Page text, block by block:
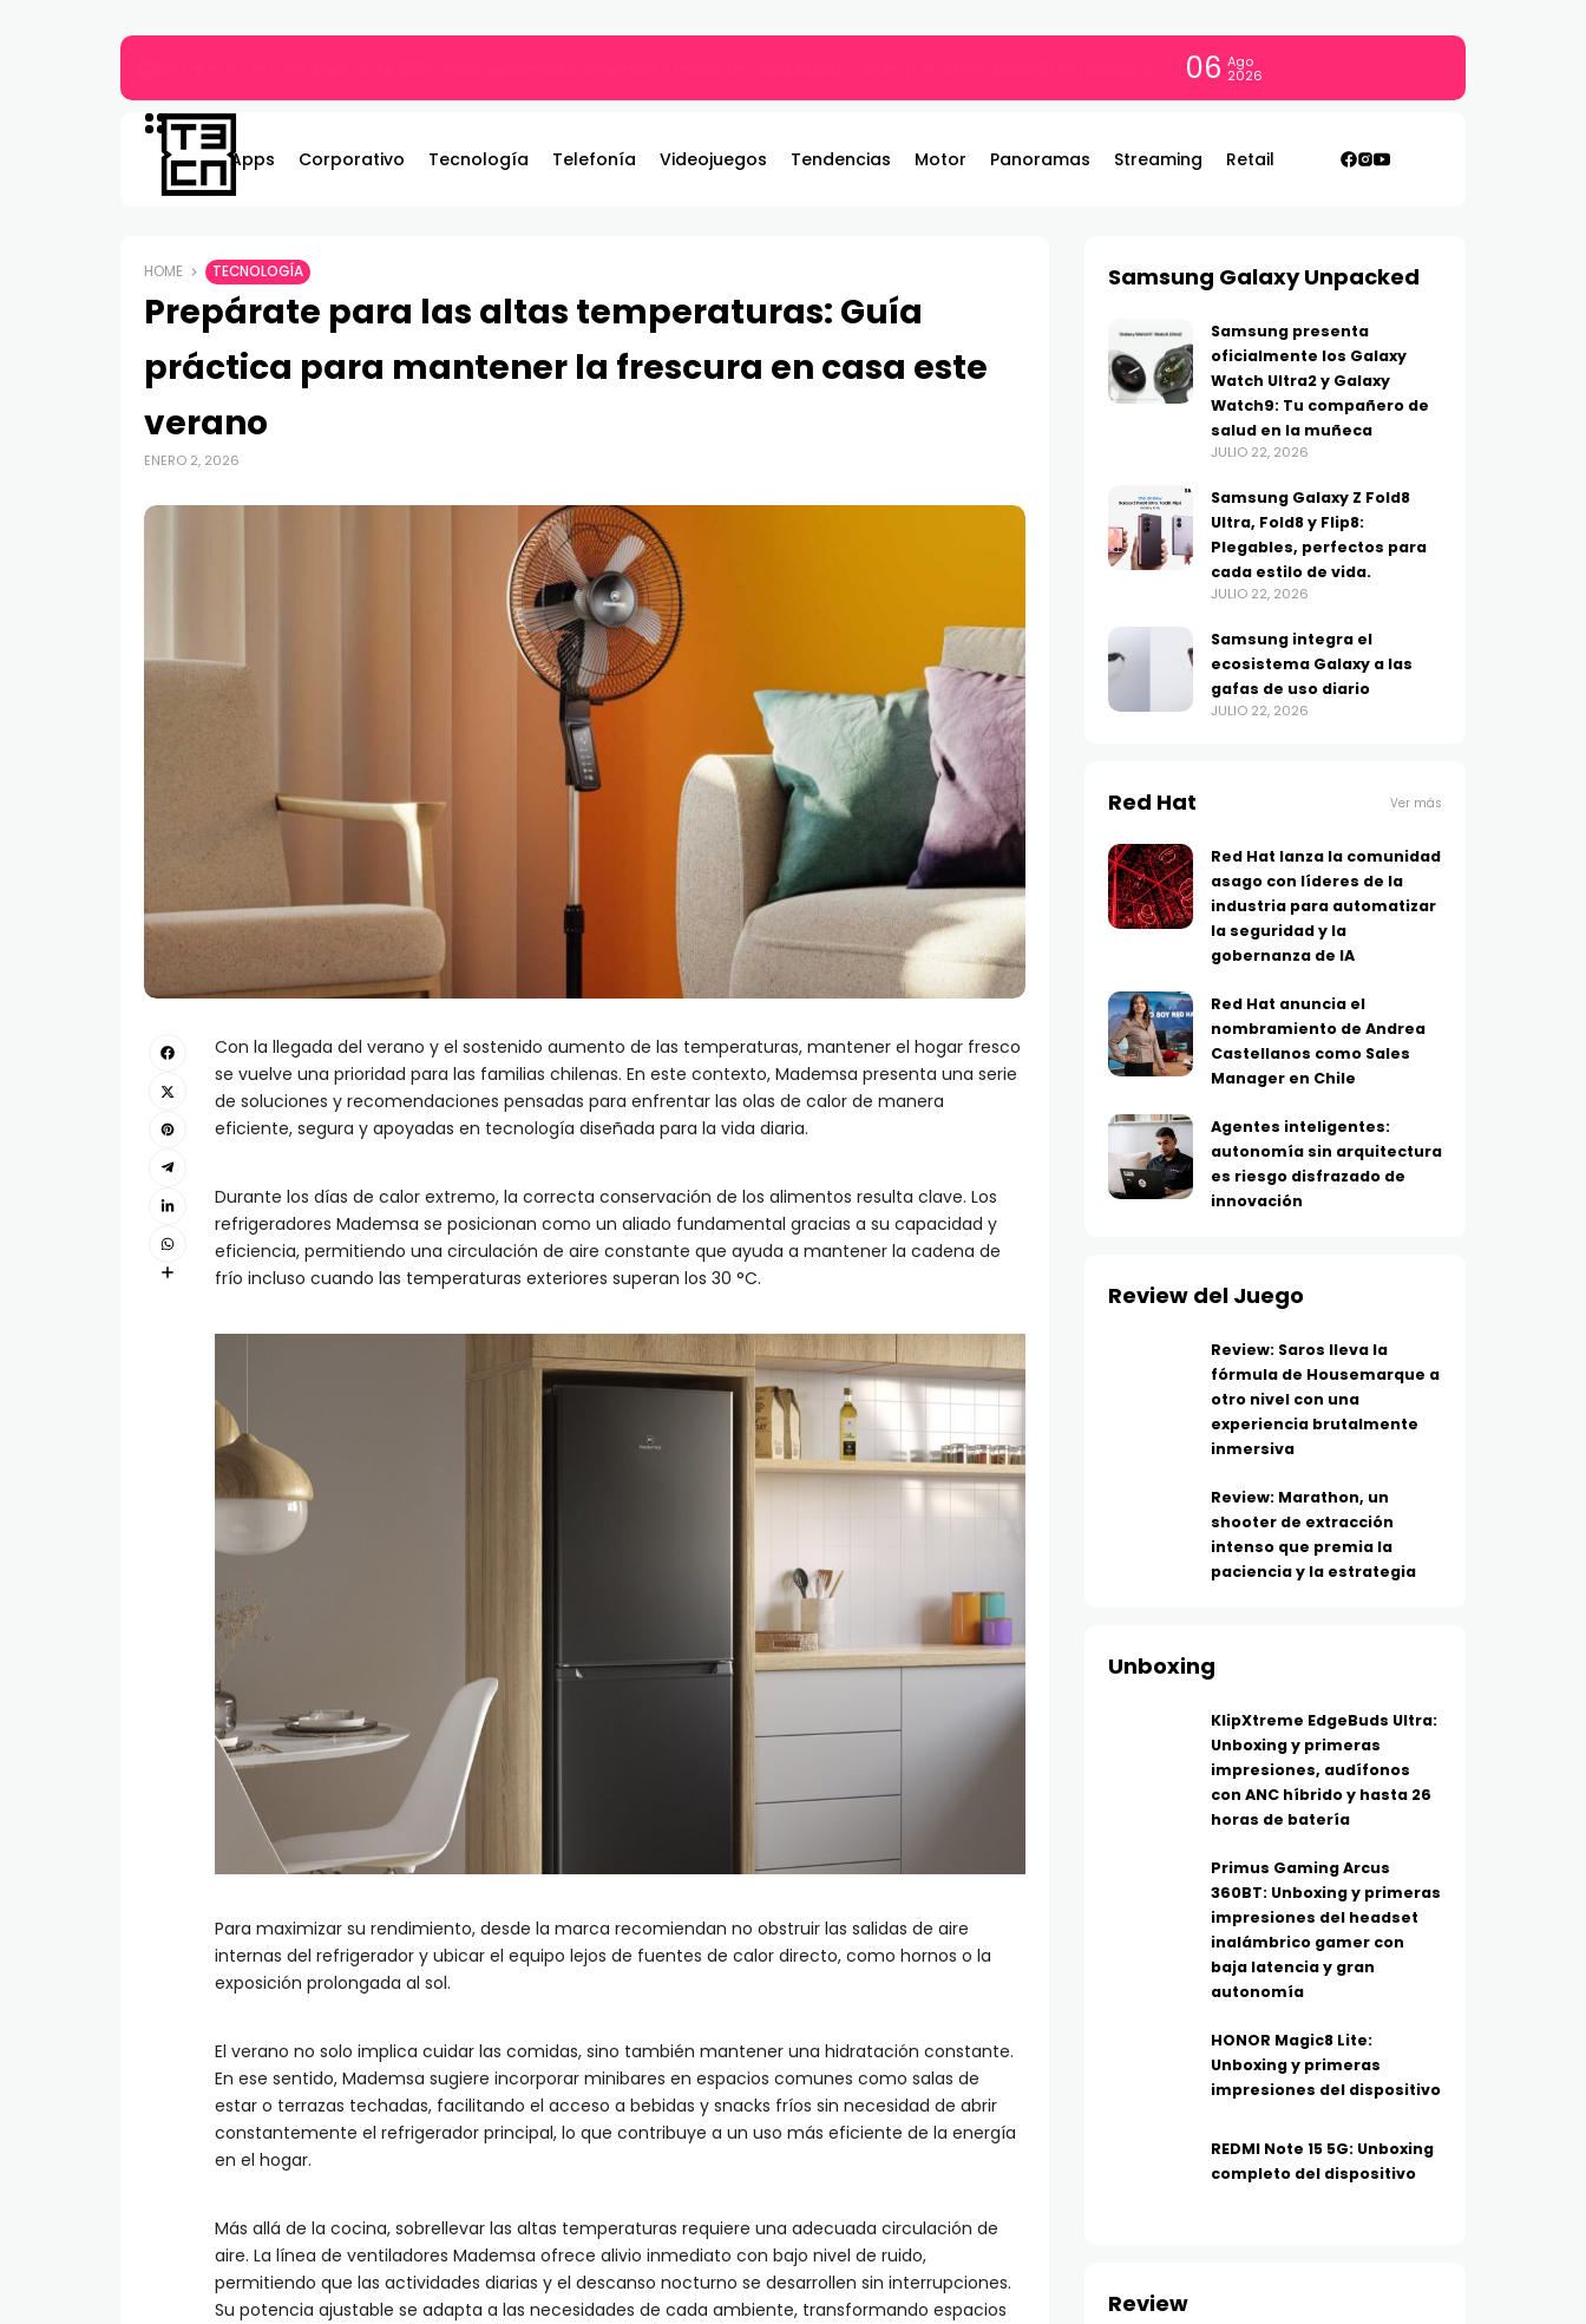
06 Ago
2026
Apps Corporativo Tecnología Telefonía Videojuegos Tendencias Motor Panoramas Streaming Retail
HOME TECNOLOGÍA
Prepárate para las altas temperaturas: Guía
práctica para mantener la frescura en casa este
verano
ENERO 2, 2026
Con la llegada del verano y el sostenido aumento de las temperaturas, mantener el hogar fresco
se vuelve una prioridad para las familias chilenas. En este contexto, Mademsa presenta una serie
de soluciones y recomendaciones pensadas para enfrentar las olas de calor de manera
eficiente, segura y apoyadas en tecnología diseñada para la vida diaria.
Durante los días de calor extremo, la correcta conservación de los alimentos resulta clave. Los
refrigeradores Mademsa se posicionan como un aliado fundamental gracias a su capacidad y
eficiencia, permitiendo una circulación de aire constante que ayuda a mantener la cadena de
frío incluso cuando las temperaturas exteriores superan los 30 °C.
Para maximizar su rendimiento, desde la marca recomiendan no obstruir las salidas de aire
internas del refrigerador y ubicar el equipo lejos de fuentes de calor directo, como hornos o la
exposición prolongada al sol.
El verano no solo implica cuidar las comidas, sino también mantener una hidratación constante.
En ese sentido, Mademsa sugiere incorporar minibares en espacios comunes como salas de
estar o terrazas techadas, facilitando el acceso a bebidas y snacks fríos sin necesidad de abrir
constantemente el refrigerador principal, lo que contribuye a un uso más eficiente de la energía
en el hogar.
Más allá de la cocina, sobrellevar las altas temperaturas requiere una adecuada circulación de
aire. La línea de ventiladores Mademsa ofrece alivio inmediato con bajo nivel de ruido,
permitiendo que las actividades diarias y el descanso nocturno se desarrollen sin interrupciones.
Su potencia ajustable se adapta a las necesidades de cada ambiente, transformando espacios
Samsung Galaxy Unpacked
Samsung presenta
oficialmente los Galaxy
Watch Ultra2 y Galaxy
Watch9: Tu compañero de
salud en la muñeca
JULIO 22, 2026
Samsung Galaxy Z Fold8
Ultra, Fold8 y Flip8:
Plegables, perfectos para
cada estilo de vida.
JULIO 22, 2026
Samsung integra el
ecosistema Galaxy a las
gafas de uso diario
JULIO 22, 2026
Red Hat Ver más
Red Hat lanza la comunidad
asago con líderes de la
industria para automatizar
la seguridad y la
gobernanza de IA
Red Hat anuncia el
nombramiento de Andrea
Castellanos como Sales
Manager en Chile
Agentes inteligentes:
autonomía sin arquitectura
es riesgo disfrazado de
innovación
Review del Juego
Review: Saros lleva la
fórmula de Housemarque a
otro nivel con una
experiencia brutalmente
inmersiva
Review: Marathon, un
shooter de extracción
intenso que premia la
paciencia y la estrategia
Unboxing
KlipXtreme EdgeBuds Ultra:
Unboxing y primeras
impresiones, audífonos
con ANC híbrido y hasta 26
horas de batería
Primus Gaming Arcus
360BT: Unboxing y primeras
impresiones del headset
inalámbrico gamer con
baja latencia y gran
autonomía
HONOR Magic8 Lite:
Unboxing y primeras
impresiones del dispositivo
REDMI Note 15 5G: Unboxing
completo del dispositivo
Review